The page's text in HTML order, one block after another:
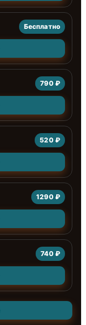
Бесплатно
790 ₽
520 ₽
1290 ₽
740 ₽